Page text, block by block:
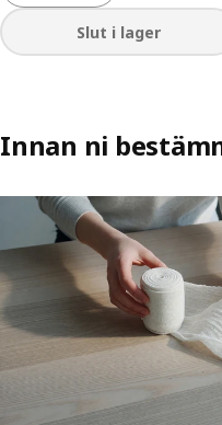
Slut i lager
Innan ni